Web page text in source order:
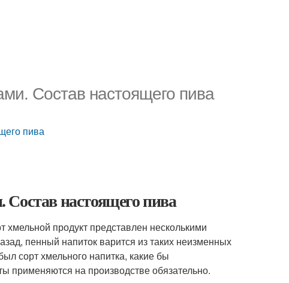
Состав настоящего пива
пива
настоящего пива
продукт представлен несколькими
пенный напиток варится из таких неизменных
сорт хмельного напитка, какие бы
применяются на производстве обязательно.